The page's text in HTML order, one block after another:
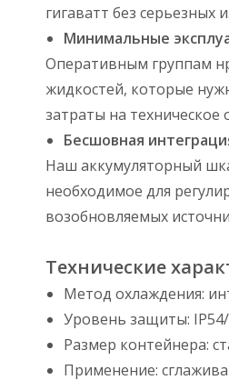
гигаватт без серьезных
Минимальные
Оперативным группам
жидкостей, которые
затраты на техническое
Бесшовная
Наш аккумуляторный
необходимое для
возобновляемых
Технические
Метод охлаждения:
Уровень защиты:
Размер контейнера:
Применение: